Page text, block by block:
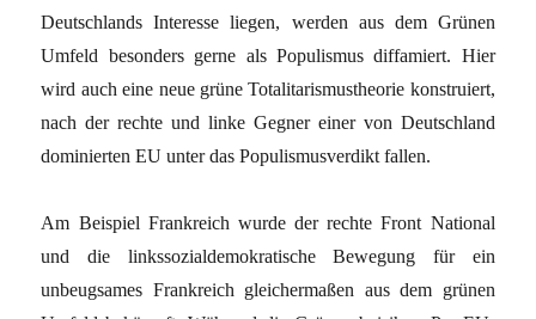
Deutschlands Interesse liegen, werden aus dem Grünen
Umfeld besonders gerne als Populismus diffamiert. Hier
wird auch eine neue grüne Totalitarismustheorie konstruiert,
nach der rechte und linke Gegner einer von Deutschland
dominierten EU unter das Populismusverdikt fallen.
Am Beispiel Frankreich wurde der rechte Front National
und die linkssozialdemokratische Bewegung für ein
unbeugsames Frankreich gleichermaßen aus dem grünen